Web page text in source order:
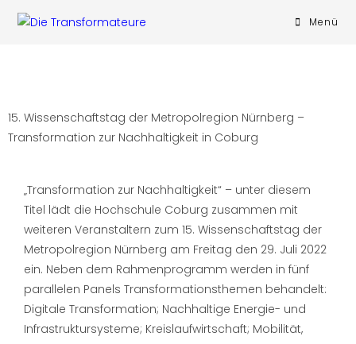
Menü
15. Wissenschaftstag der Metropolregion Nürnberg –
Transformation zur Nachhaltigkeit in Coburg
„Transformation zur Nachhaltigkeit“ – unter diesem
Titel lädt die Hochschule Coburg zusammen mit
weiteren Veranstaltern zum 15. Wissenschaftstag der
Metropolregion Nürnberg am Freitag den 29. Juli 2022
ein. Neben dem Rahmenprogramm werden in fünf
parallelen Panels Transformationsthemen behandelt:
Digitale Transformation; Nachhaltige Energie- und
Infrastruktursysteme; Kreislaufwirtschaft; Mobilität,